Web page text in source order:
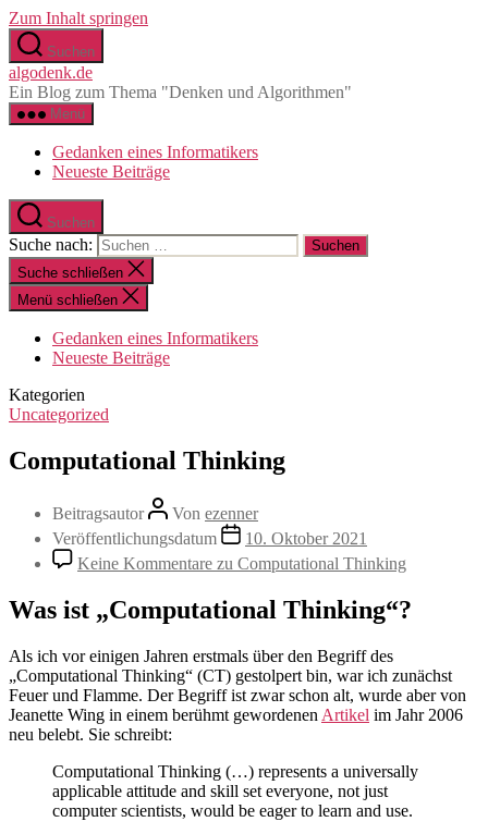
Zum Inhalt springen
Suchen
algodenk.de
Ein Blog zum Thema "Denken und Algorithmen"
Menü
Gedanken eines Informatikers
Neueste Beiträge
Suchen
Suche nach:
Suche schließen
Menü schließen
Gedanken eines Informatikers
Neueste Beiträge
Kategorien
Uncategorized
Computational Thinking
Beitragsautor Von ezenner
Veröffentlichungsdatum
10. Oktober 2021
Keine Kommentare zu Computational Thinking
Was ist „Computational Thinking“?
Als ich vor einigen Jahren erstmals über den Begriff des
„Computational Thinking“ (CT) gestolpert bin, war ich zunächst
Feuer und Flamme. Der Begriff ist zwar schon alt, wurde aber von
Jeanette Wing in einem berühmt gewordenen Artikel im Jahr 2006
neu belebt. Sie schreibt:
Computational Thinking (…) represents a universally
applicable attitude and skill set everyone, not just
computer scientists, would be eager to learn and use.